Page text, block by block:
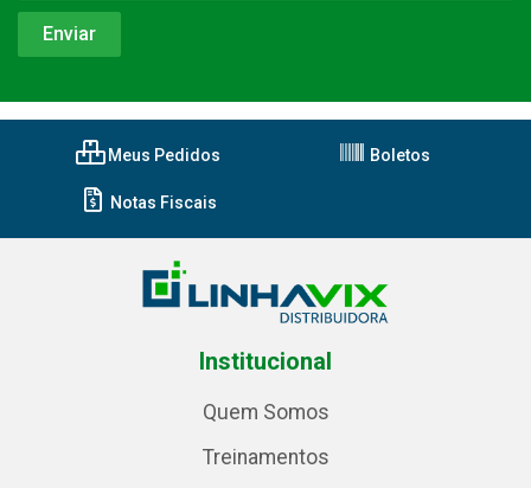
Meus Pedidos Boletos
Notas Fiscais
Institucional
Quem Somos
Treinamentos